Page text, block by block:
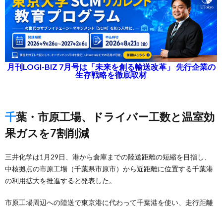
月刊LOGI-BIZ 7月号は「未来を創る輸送改革」 先行企業の
生存戦略を徹底取材
千葉・市原工場、ドライバー工数と温室効
果ガスを7割削減
三井化学は1月29日、港から倉庫までの陸送距離の短縮を目指し、
中核拠点の市原工場（千葉県市原市）から近距離に位置する千葉港
の利用拡大を推進すると発表した。
市原工場周辺への陸送で東京港に代わって千葉港を使い、走行距離